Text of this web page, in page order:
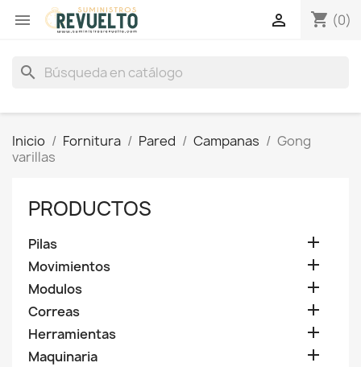
 shopping_cart (0)

search
Inicio Fornitura Pared Campanas
Gong
varillas
PRODUCTOS
Pilas 
Movimientos 
Modulos 
Correas 
Herramientas 
Maquinaria 